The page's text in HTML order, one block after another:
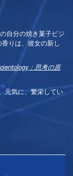
自分の焼き菓子ビジ
りは、彼女の新し
：思考の原
元気に、繁栄してい